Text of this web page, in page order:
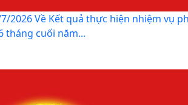
2026 Về Kết quả thực hiện nhiệm vụ
tháng cuối năm...